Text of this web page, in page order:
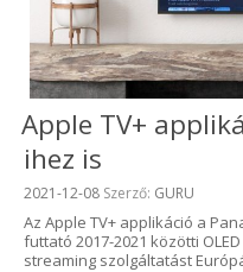
Apple TV+
ihez is
Beküldve:
2021-12-08 Szerző: GURU
Az Apple TV+ applikáció a
futtató 2017-2021 közötti
streaming szolgáltatást